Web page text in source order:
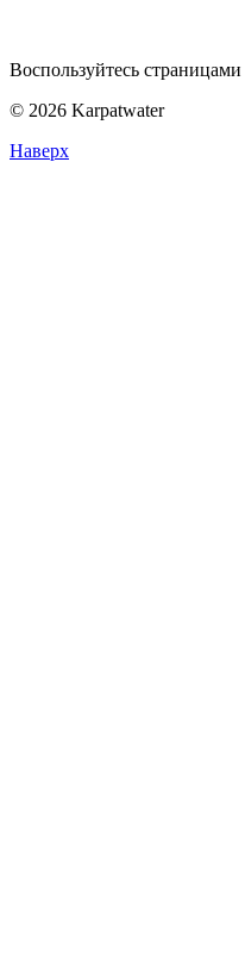
Воспользуйтесь страницами
© 2026 Karpatwater
Наверх